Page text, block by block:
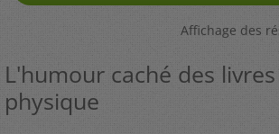
Affichage des
L'humour caché des
physique